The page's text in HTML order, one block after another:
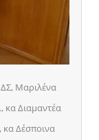
Μαριλένα
κα Διαμαντέα
κα Δέσποινα